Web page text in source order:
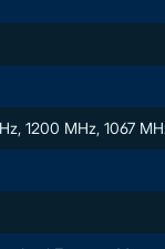
1200 MHz, 1067